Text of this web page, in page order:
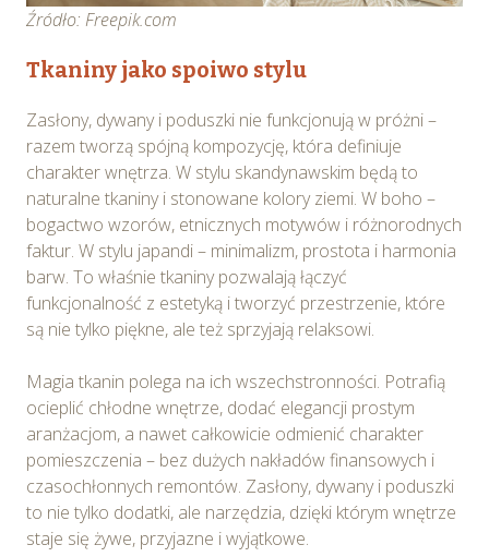
Źródło: Freepik.com
Tkaniny jako spoiwo stylu
Zasłony, dywany i poduszki nie funkcjonują w próżni –
razem tworzą spójną kompozycję, która definiuje
charakter wnętrza. W stylu skandynawskim będą to
naturalne tkaniny i stonowane kolory ziemi. W boho –
bogactwo wzorów, etnicznych motywów i różnorodnych
faktur. W stylu japandi – minimalizm, prostota i harmonia
barw. To właśnie tkaniny pozwalają łączyć
funkcjonalność z estetyką i tworzyć przestrzenie, które
są nie tylko piękne, ale też sprzyjają relaksowi.
Magia tkanin polega na ich wszechstronności. Potrafią
ocieplić chłodne wnętrze, dodać elegancji prostym
aranżacjom, a nawet całkowicie odmienić charakter
pomieszczenia – bez dużych nakładów finansowych i
czasochłonnych remontów. Zasłony, dywany i poduszki
to nie tylko dodatki, ale narzędzia, dzięki którym wnętrze
staje się żywe, przyjazne i wyjątkowe.